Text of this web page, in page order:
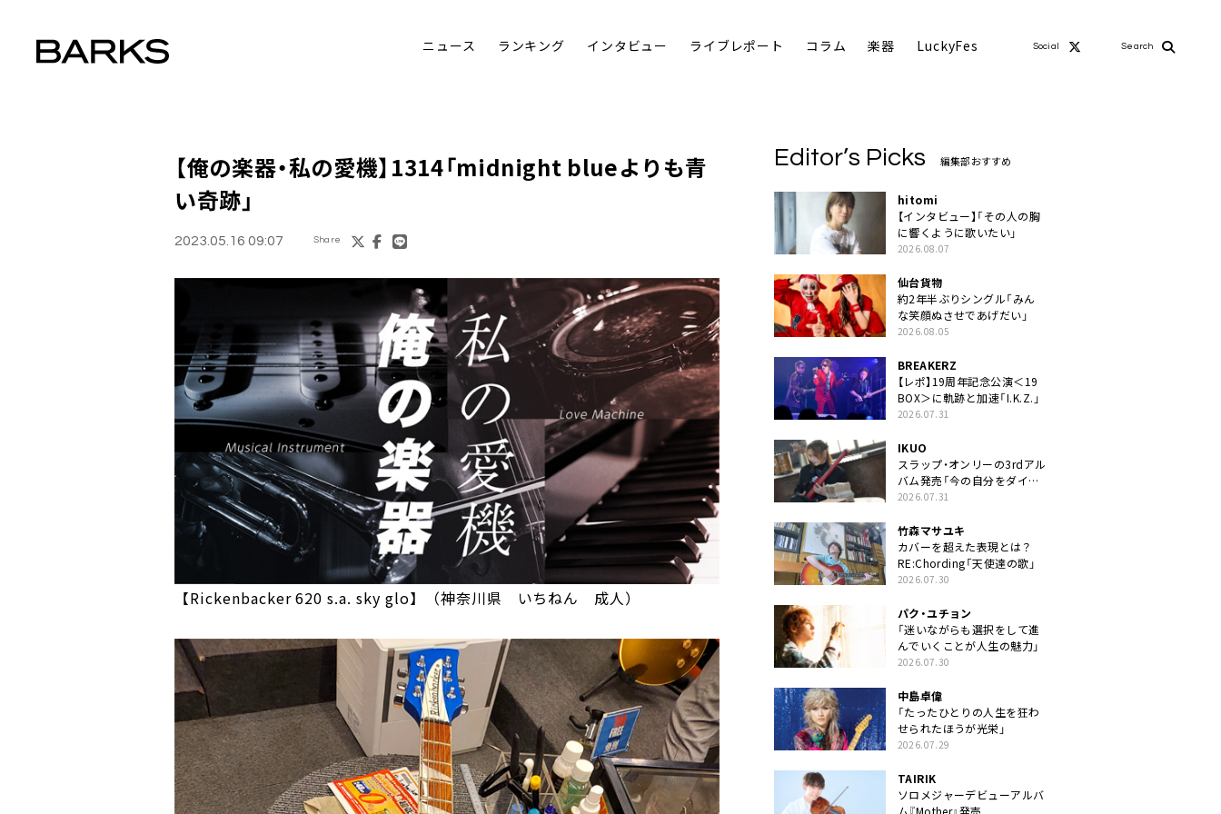
ニュース ランキング インタビュー ライブレポート コラム 楽器 LuckyFes Social Search
【俺の楽器・私の愛機】1314「midnight blueよりも青
い奇跡」
2023.05.16 09:07 Share
【Rickenbacker 620 s.a. sky glo】（神奈川県 いちねん 成人）
Editor’s Picks 編集部おすすめ
hitomi
【インタビュー】「その人の胸
に響くように歌いたい」
2026.08.07
仙台貨物
約2年半ぶりシングル「みん
な笑顔ぬさせであげだい」
2026.08.05
BREAKERZ
【レポ】19周年記念公演＜19
BOX＞に軌跡と加速「I.K.Z.」
2026.07.31
IKUO
スラップ・オンリーの3rdアル
バム発売「今の自分をダイレ
クトに」
2026.07.31
竹森マサユキ
カバーを超えた表現とは？
RE:Chording「天使達の歌」
2026.07.30
パク・ユチョン
「迷いながらも選択をして進
んでいくことが人生の魅力」
2026.07.30
中島卓偉
「たったひとりの人生を狂わ
せられたほうが光栄」
2026.07.29
TAIRIK
ソロメジャーデビューアルバ
ム『Mother』発売